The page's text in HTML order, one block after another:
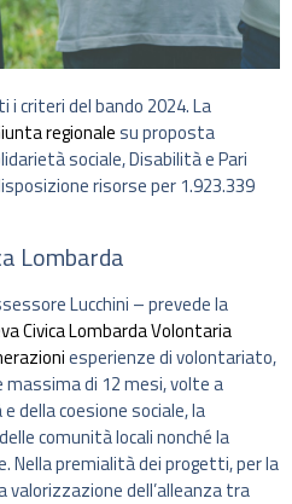
i criteri del bando 2024. La
regionalesu proposta
sociale, Disabilità e Pari
risorse per 1.923.339
Lombarda
Lucchini – prevede la
Civica Lombarda Volontaria
esperienze di volontariato,
di 12 mesi, volte a
della coesione sociale, la
comunità locali nonché la
Nella premialità dei progetti, per la
dell’alleanza tra